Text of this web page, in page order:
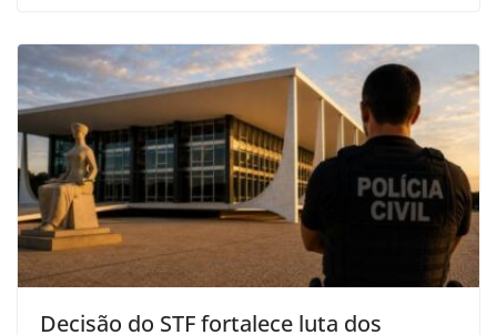
Decisão do STF fortalece luta dos